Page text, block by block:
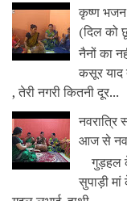
कृष्ण भजन
(दिल को
नैनों का
कसूर याद
, तेरी नगरी कितनी दूर...
आज से
गुड़हल
सुपाड़ी